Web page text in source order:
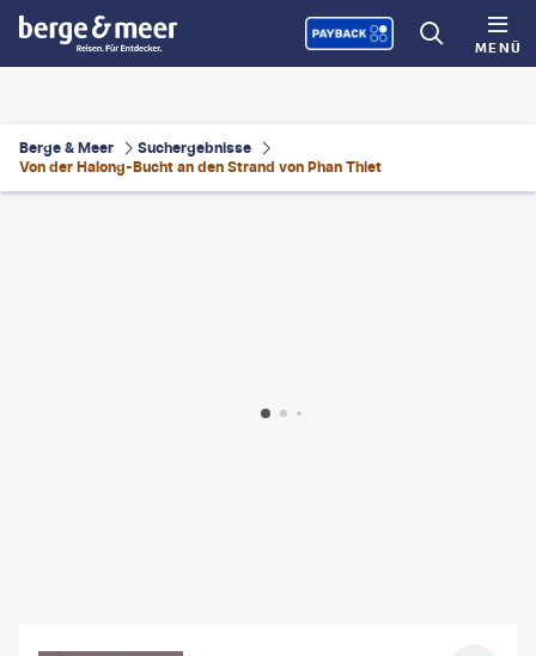
MENÜ
Berge & Meer
Suchergebnisse
Von der Halong-Bucht an den Strand von Phan Thiet